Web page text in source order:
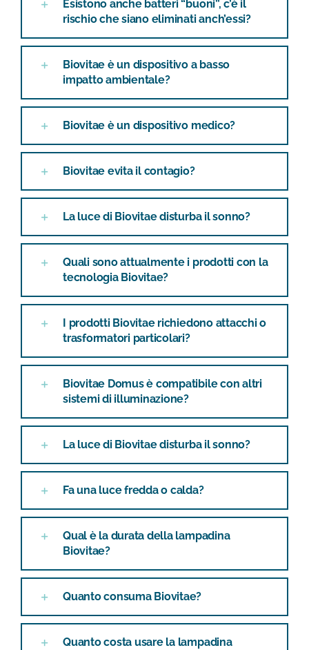
Esistono anche batteri “buoni”, c’è il
rischio che siano eliminati anch’essi?
Biovitae è un dispositivo a basso
impatto ambientale?
Biovitae è un dispositivo medico?
Biovitae evita il contagio?
La luce di Biovitae disturba il sonno?
Quali sono attualmente i prodotti con la
tecnologia Biovitae?
I prodotti Biovitae richiedono attacchi o
trasformatori particolari?
Biovitae Domus è compatibile con altri
sistemi di illuminazione?
La luce di Biovitae disturba il sonno?
Fa una luce fredda o calda?
Qual è la durata della lampadina
Biovitae?
Quanto consuma Biovitae?
Quanto costa usare la lampadina